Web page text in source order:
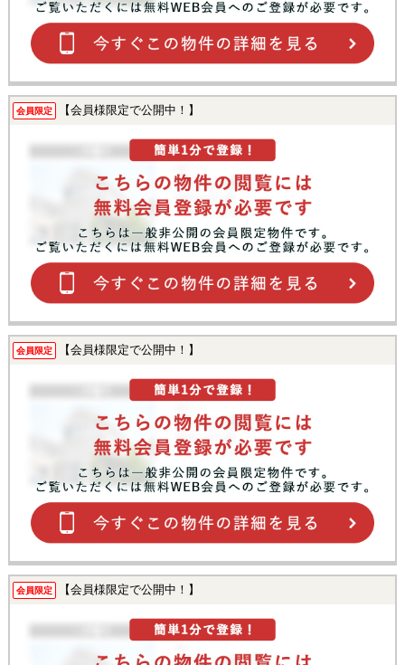
会員限定 【会員様限定で公開中！】
会員限定 【会員様限定で公開中！】
会員限定 【会員様限定で公開中！】